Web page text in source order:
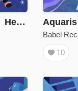
#whatiwnt（sususu Remix）Heeze Aquaris
Babel
10